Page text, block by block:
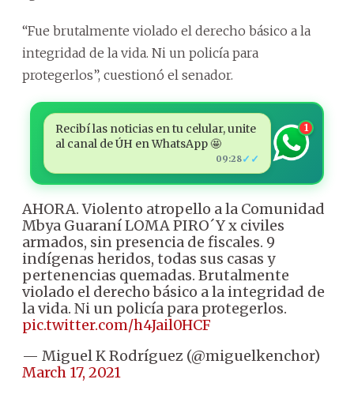
“Fue brutalmente violado el derecho básico a la
integridad de la vida. Ni un policía para
protegerlos”, cuestionó el senador.
Recibí las noticias en tu celular, unite
al canal de ÚH en WhatsApp 🤩
09:28✓✓
1
AHORA. Violento atropello a la Comunidad
Mbya Guaraní LOMA PIRO´Y x civiles
armados, sin presencia de fiscales. 9
indígenas heridos, todas sus casas y
pertenencias quemadas. Brutalmente
violado el derecho básico a la integridad de
la vida. Ni un policía para protegerlos.
pic.twitter.com/h4Jail0HCF
— Miguel K Rodríguez (@miguelkenchor)
March 17, 2021